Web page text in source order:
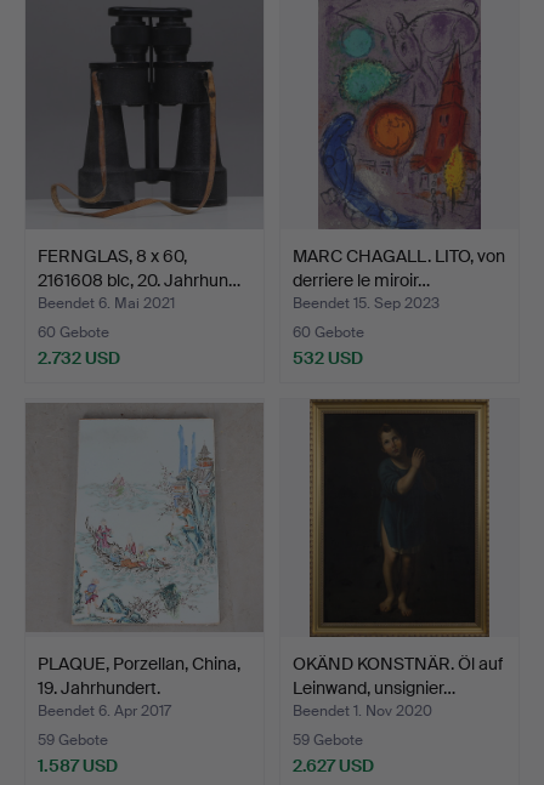
FERNGLAS, 8 x 60,
2161608 blc, 20. Jahrhun…
Beendet 6. Mai 2021
60 Gebote
2.732 USD
MARC CHAGALL. LITO, von
derriere le miroir…
Beendet 15. Sep 2023
60 Gebote
532 USD
PLAQUE, Porzellan, China,
19. Jahrhundert.
Beendet 6. Apr 2017
59 Gebote
1.587 USD
OKÄND KONSTNÄR. Öl auf
Leinwand, unsignier…
Beendet 1. Nov 2020
59 Gebote
2.627 USD